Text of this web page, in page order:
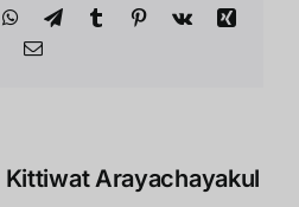
Kittiwat Arayachayakul